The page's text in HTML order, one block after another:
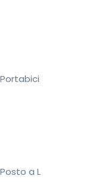
Portabici
Posto a L